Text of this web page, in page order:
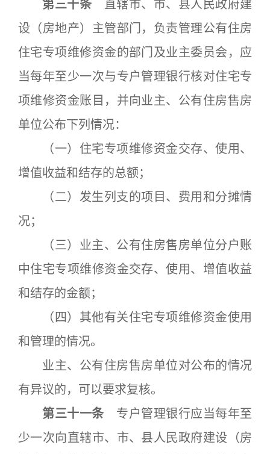
第三十条 直辖市、市、县人民政府建
设（房地产）主管部门，负责管理公有住房
住宅专项维修资金的部门及业主委员会，应
当每年至少一次与专户管理银行核对住宅专
项维修资金账目，并向业主、公有住房售房
单位公布下列情况：
（一）住宅专项维修资金交存、使用、
增值收益和结存的总额；
（二）发生列支的项目、费用和分摊情
况；
（三）业主、公有住房售房单位分户账
中住宅专项维修资金交存、使用、增值收益
和结存的金额；
（四）其他有关住宅专项维修资金使用
和管理的情况。
业主、公有住房售房单位对公布的情况
有异议的，可以要求复核。
第三十一条 专户管理银行应当每年至
少一次向直辖市、市、县人民政府建设（房